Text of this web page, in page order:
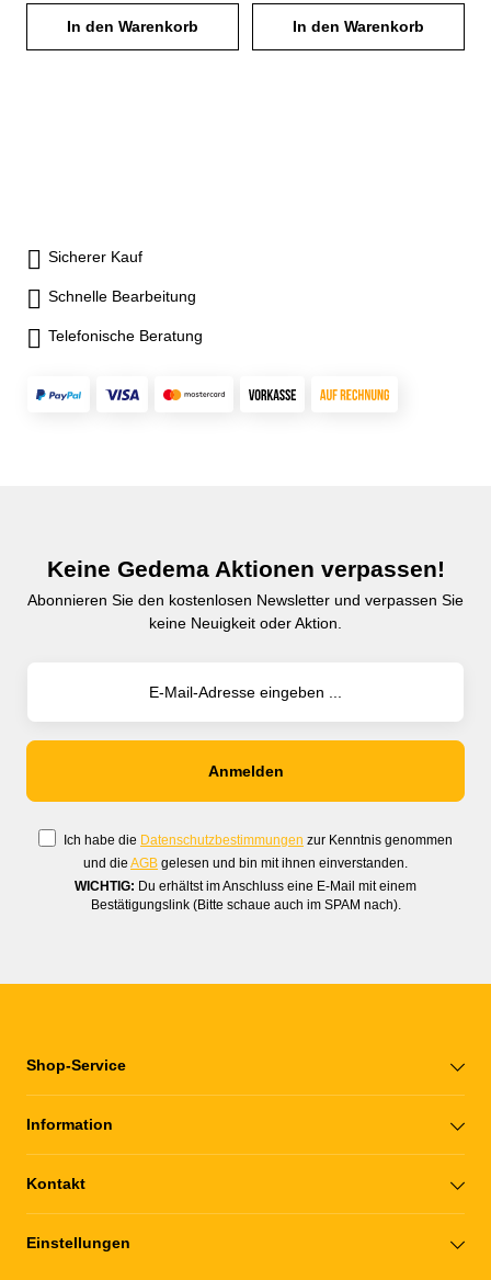
für Gabelhubwagenaufnahme
Aufnahmen für Kran,
Hebelroller, Hubwagen oder
für Gabelhubwagenaufnahme
Aufnahmen für Kran,
Hebelroller, Hubwagen oder
3 mm, Teilung 6 mm,
Ablasshahn 1" zum Ablassen
Abrutschen und Auskippen,Öl-
nachrüstbar (auf Anfrage)
Folgendes Zubehör auf
Anfrage erhältlich: 2 Lenk-
Ø 180 mm, davon eine
In den Warenkorb
3 mm, Teilung 6 mm,
Ablasshahn 1" zum Ablassen
Ø 180 mm, davon eine
In den Warenkorb
Sicherer Kauf
Schnelle Bearbeitung
Telefonische Beratung
Keine Gedema Aktionen verpassen!
Abonnieren Sie den kostenlosen Newsletter und verpassen Sie
keine Neuigkeit oder Aktion.
Ich habe die Datenschutzbestimmungen zur Kenntnis genommen
und die AGB gelesen und bin mit ihnen einverstanden.
WICHTIG: Du erhältst im Anschluss eine E-Mail mit einem
Bestätigungslink (Bitte schaue auch im SPAM nach).
Shop-Service
Information
Kontakt
Einstellungen